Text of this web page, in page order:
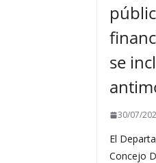
se
30/07/
El
Concejo